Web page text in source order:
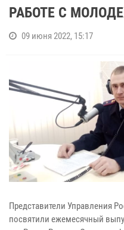
РАБОТЕ С
09 июня 2022, 15:17
Представители Управления
посвятили ежемесячный